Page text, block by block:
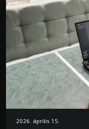
2026. április 15.